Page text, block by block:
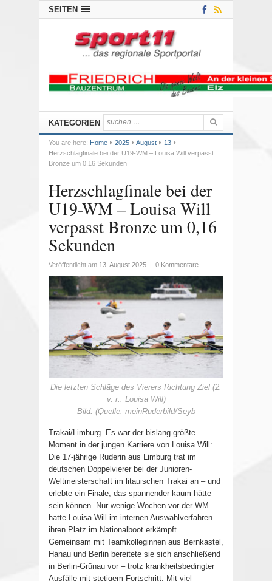
SEITEN
KATEGORIEN
You are here: Home 2025 August
13
Herzschlagfinale bei der U19-WM – Louisa Will verpasst
Bronze um 0,16 Sekunden
Herzschlagfinale bei der
U19-WM – Louisa Will
verpasst Bronze um 0,16
Sekunden
Veröffentlicht am 13. August 2025 0 Kommentare
Die letzten Schläge des Vierers Richtung Ziel (2.
v. r.: Louisa Will)
Bild: (Quelle: meinRuderbild/Seyb
Trakai/Limburg. Es war der bislang größte
Moment in der jungen Karriere von Louisa Will:
Die 17-jährige Ruderin aus Limburg trat im
deutschen Doppelvierer bei der Junioren-
Weltmeisterschaft im litauischen Trakai an – und
erlebte ein Finale, das spannender kaum hätte
sein können. Nur wenige Wochen vor der WM
hatte Louisa Will im internen Auswahlverfahren
ihren Platz im Nationalboot erkämpft.
Gemeinsam mit Teamkolleginnen aus Bernkastel,
Hanau und Berlin bereitete sie sich anschließend
in Berlin-Grünau vor – trotz krankheitsbedingter
Ausfälle mit stetigem Fortschritt. Mit viel